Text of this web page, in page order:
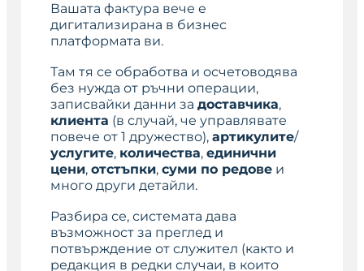
Вашата фактура вече е
дигитализирана в бизнес
платформата ви.
Там тя се обработва и осчетоводява
без нужда от ръчни операции,
записвайки данни за доставчика,
клиента (в случай, че управлявате
повече от 1 дружество), артикулите/
услугите, количества, единични
цени, отстъпки, суми по редове и
много други детайли.
Разбира се, системата дава
възможност за преглед и
потвърждение от служител (както и
редакция в редки случаи, в които